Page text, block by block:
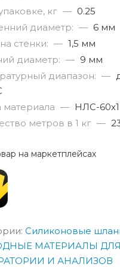
кг — 0.25
диаметр: — 6 мм
стенки: — 1,5 мм
диаметр: — 9 мм
диапазон: —
— НЛС-60х1
метров в 1 кг —
на маркетплейсах
Силиконовые
МАТЕРИАЛЫ ДЛЯ
И АНАЛИЗОВ